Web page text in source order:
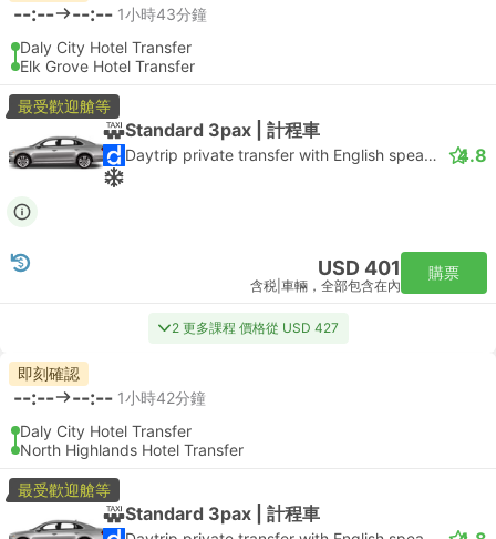
--:-- --:-- 1小時43分鐘
Daly City Hotel Transfer
Elk Grove Hotel Transfer
最受歡迎艙等
Standard 3pax | 計程車
Daytrip private transfer with English speaking driver 4.8
USD 401
含税 車輛，全部包含在內
購票
2 更多課程 價格從 USD 427
即刻確認
--:-- --:-- 1小時42分鐘
Daly City Hotel Transfer
North Highlands Hotel Transfer
最受歡迎艙等
Standard 3pax | 計程車